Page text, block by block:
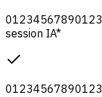
01234567890123
session IA*
01234567890123